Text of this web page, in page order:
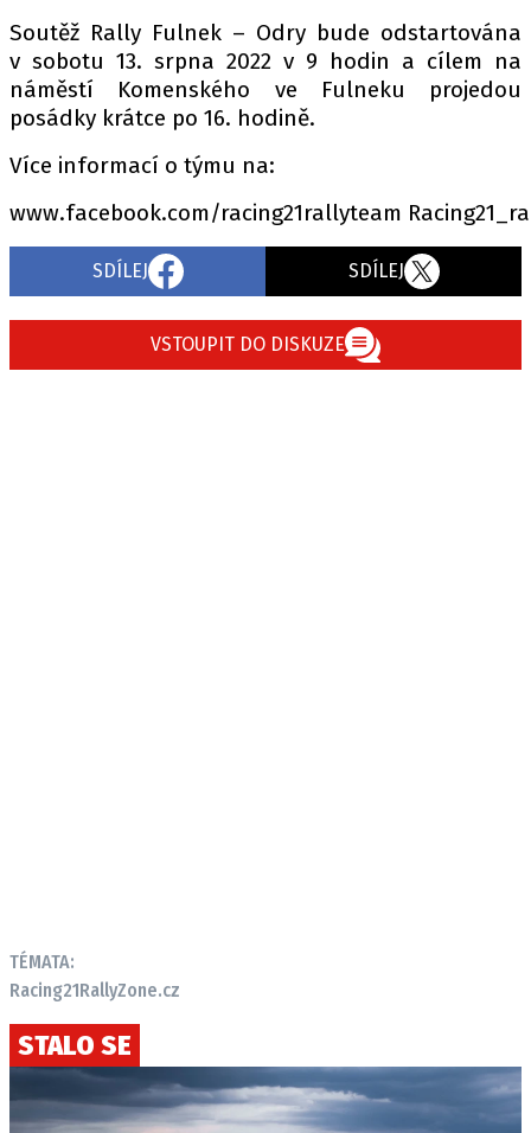
Soutěž Rally Fulnek – Odry bude odstartována
v sobotu 13. srpna 2022 v 9 hodin a cílem na
náměstí Komenského ve Fulneku projedou
posádky krátce po 16. hodině.
Více informací o týmu na:
www.facebook.com/racing21rallyteam
SDÍLEJ SDÍLEJ
VSTOUPIT DO DISKUZE
TÉMATA:
Racing21RallyZone.cz
STALO SE